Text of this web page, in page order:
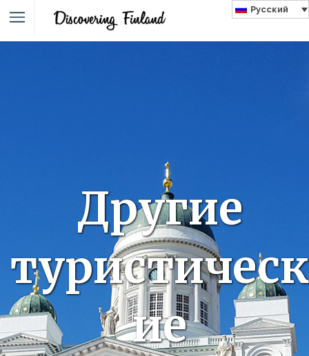
Русский
Другие
туристическ
ие